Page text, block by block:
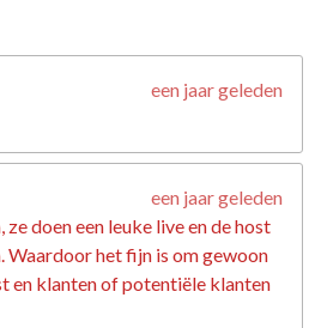
een jaar geleden
een jaar geleden
ze doen een leuke live en de host
Waardoor het fijn is om gewoon
en klanten of potentiële klanten